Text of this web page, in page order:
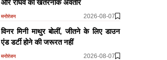
और राघव का खतरनाक अवतार
मनोरंजन 2026-08-07
विनर मिनी माथुर बोलीं, जीतने के लिए डाउन
एंड डर्टी होने की जरूरत नहीं
मनोरंजन 2026-08-07